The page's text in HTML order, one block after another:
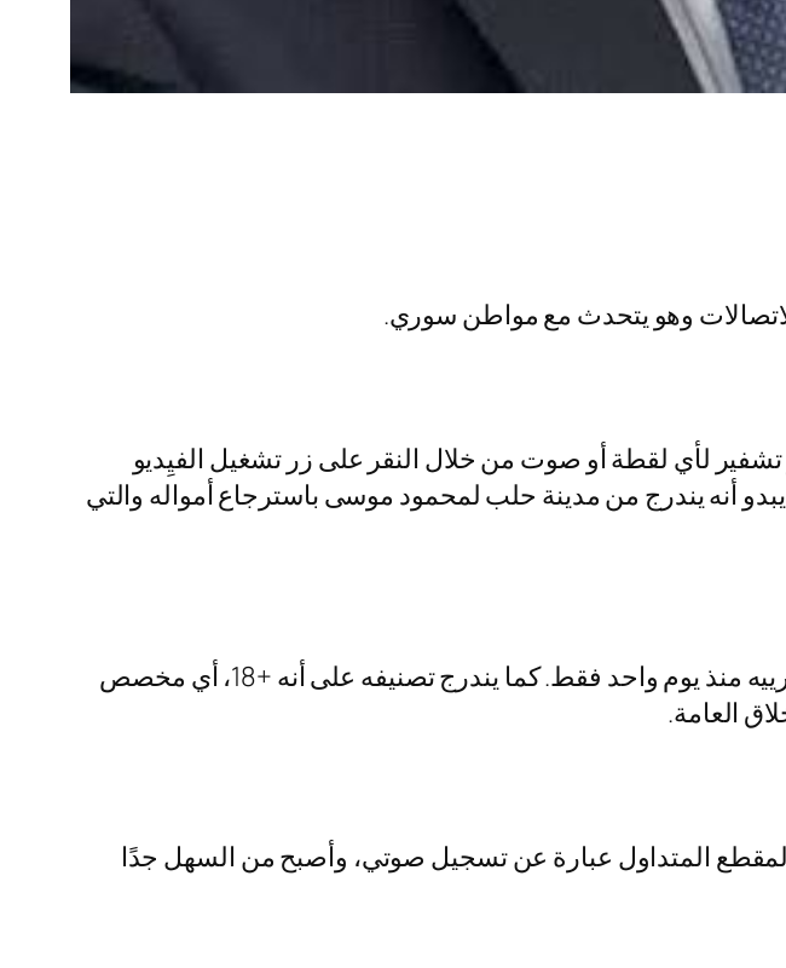
وهو يتحدث مع مواطن سوري.
لأي لقطة أو صوت من خلال النقر على زر تشغيل الفيِديو
أنه يندرج من مدينة حلب لمحمود موسى باسترجاع أمواله والتي
يعتبر مقطع فضيحه محمود موسى جديد، وذلك كون المقطع الصوتي تم تسرييه منذ يوم واحد فقط. كما يندرج تصنيفه على أنه +18، أي مخصص
العامة.
المتداول عبارة عن تسجيل صوتي، وأصبح من السهل جدًا